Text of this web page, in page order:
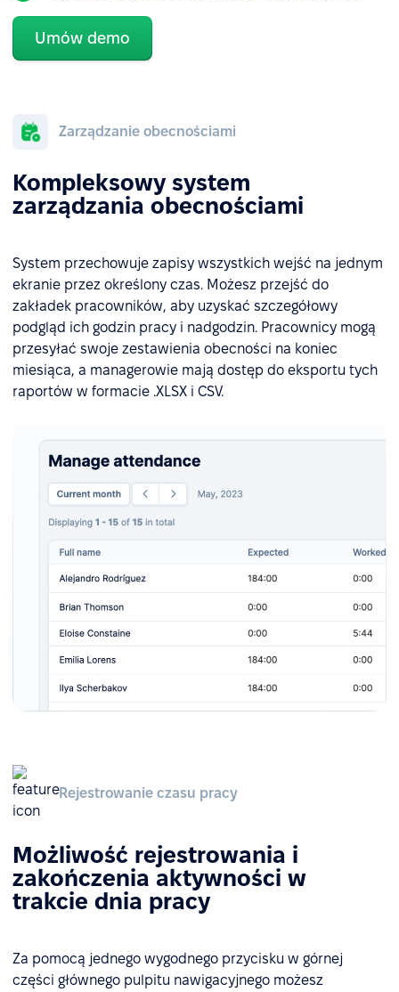
Umów demo
Zarządzanie obecnościami
Kompleksowy system
zarządzania obecnościami
System przechowuje zapisy wszystkich wejść na jednym
ekranie przez określony czas. Możesz przejść do
zakładek pracowników, aby uzyskać szczegółowy
podgląd ich godzin pracy i nadgodzin. Pracownicy mogą
przesyłać swoje zestawienia obecności na koniec
miesiąca, a managerowie mają dostęp do eksportu tych
raportów w formacie .XLSX i CSV.
Rejestrowanie czasu pracy
Możliwość rejestrowania i
zakończenia aktywności w
trakcie dnia pracy
Za pomocą jednego wygodnego przycisku w górnej
części głównego pulpitu nawigacyjnego możesz